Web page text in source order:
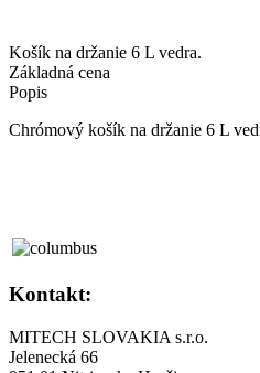
Košík na držanie 6 L vedra.
Základná cena
Popis
Chrómový košík na držanie 6 L
Kontakt:
MITECH SLOVAKIA s.r.o.
Jelenecká 66